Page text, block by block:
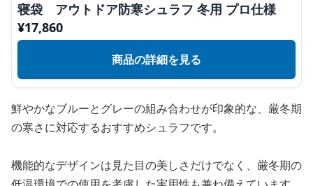
寝袋 アウトドア防寒シュラフ 冬用 プロ仕様
¥17,860
商品の詳細を見る
鮮やかなブルーとグレーの組み合わせが印象的な、厳冬期
の寒さに対応するおすすめシュラフです。
機能的なデザインは見た目の美しさだけでなく、厳冬期の